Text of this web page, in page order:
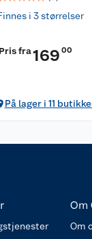
i 3 størrelser
Pris fra169 00
På lager i 11
Om
Om